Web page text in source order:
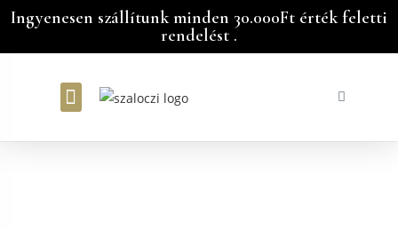
Ingyenesen szállítunk minden 30.000Ft érték feletti
rendelést .